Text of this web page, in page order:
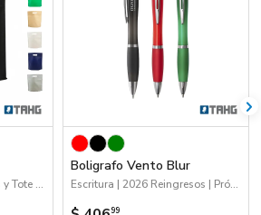
2026 Reingresos | Bolsas y Tote Bags
Boligrafo Vento Blur
Escritura | 2026 Reingresos | Próximos Arribos
99